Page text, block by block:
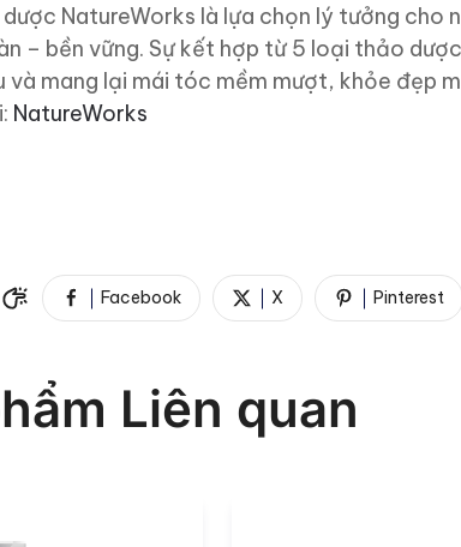
NatureWorks là lựa chọn lý tưởng cho
– bền vững. Sự kết hợp từ 5 loại thảo
và mang lại mái tóc mềm mượt, khỏe đẹp
NatureWorks
Facebook X Pinterest
Liên quan